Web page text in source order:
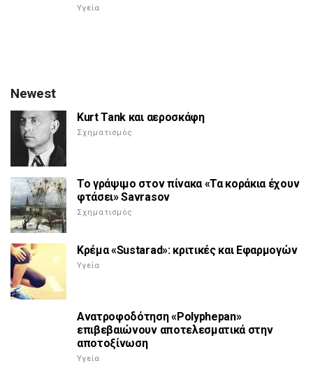
Υγεία
Newest
Kurt Tank και αεροσκάφη
Σχηματισμός
Το γράψιμο στον πίνακα «Τα κοράκια έχουν
φτάσει» Savrasov
Σχηματισμός
Κρέμα «Sustarad»: κριτικές και Εφαρμογών
Υγεία
Ανατροφοδότηση «Polyphepan»
επιβεβαιώνουν αποτελεσματικά στην
αποτοξίνωση
Υγεία